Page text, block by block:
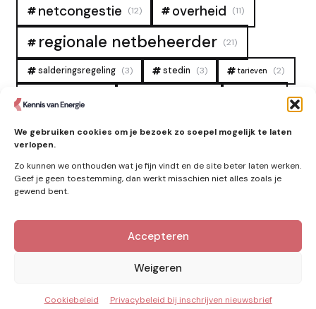
We gebruiken cookies om je bezoek zo soepel mogelijk te laten
verlopen.
Zo kunnen we onthouden wat je fijn vindt en de site beter laten werken.
Geef je geen toestemming, dan werkt misschien niet alles zoals je
gewend bent.
Accepteren
Weigeren
Cookiebeleid Privacybeleid bij inschrijven nieuwsbrief
netcongestie (12) overheid (11)
regionale netbeheerder (21)
salderingsregeling (3) stedin (3) tarieven (2)
tennet
zonne-energie (9)
Kennis van Energie in je mailbox?
Abonner op nieuwe artikelen.